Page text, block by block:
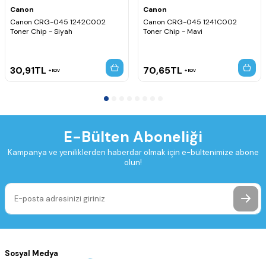
Canon
Canon CRG-045 1242C002
Toner Chip - Siyah
30,91TL KDV
Canon
Canon CRG-045 1241C002
Toner Chip - Mavi
70,65TL KDV
E-Bülten Aboneliği
Kampanya ve yeniliklerden haberdar olmak için e-bültenimize abone
olun!
Sosyal Medya